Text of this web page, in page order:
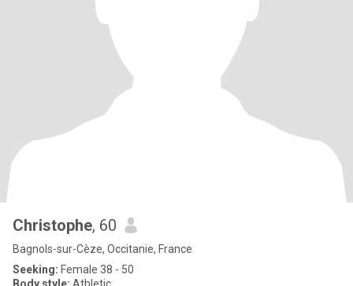
Christophe, 60
Bagnols-sur-Cèze, Occitanie, France
Seeking: Female 38 - 50